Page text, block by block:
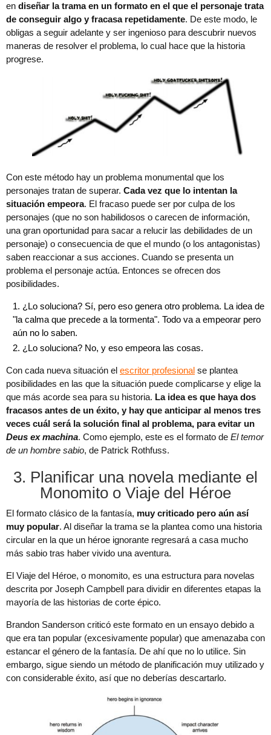
en diseñar la trama en un formato en el que el personaje trata
de conseguir algo y fracasa repetidamente. De este modo, le
obligas a seguir adelante y ser ingenioso para descubrir nuevos
maneras de resolver el problema, lo cual hace que la historia
progrese.
Con este método hay un problema monumental que los
personajes tratan de superar. Cada vez que lo intentan la
situación empeora. El fracaso puede ser por culpa de los
personajes (que no son habilidosos o carecen de información,
una gran oportunidad para sacar a relucir las debilidades de un
personaje) o consecuencia de que el mundo (o los antagonistas)
saben reaccionar a sus acciones. Cuando se presenta un
problema el personaje actúa. Entonces se ofrecen dos
posibilidades.
¿Lo soluciona? Sí, pero eso genera otro problema. La idea de
"la calma que precede a la tormenta". Todo va a empeorar pero
aún no lo saben.
¿Lo soluciona? No, y eso empeora las cosas.
Con cada nueva situación el escritor profesional se plantea
posibilidades en las que la situación puede complicarse y elige la
que más acorde sea para su historia. La idea es que haya dos
fracasos antes de un éxito, y hay que anticipar al menos tres
veces cuál será la solución final al problema, para evitar un
Deus ex machina. Como ejemplo, este es el formato de El temor
de un hombre sabio, de Patrick Rothfuss.
3. Planificar una novela mediante el
Monomito o Viaje del Héroe
El formato clásico de la fantasía, muy criticado pero aún así
muy popular. Al diseñar la trama se la plantea como una historia
circular en la que un héroe ignorante regresará a casa mucho
más sabio tras haber vivido una aventura.
El Viaje del Héroe, o monomito, es una estructura para novelas
descrita por Joseph Campbell para dividir en diferentes etapas la
mayoría de las historias de corte épico.
Brandon Sanderson criticó este formato en un ensayo debido a
que era tan popular (excesivamente popular) que amenazaba con
estancar el género de la fantasía. De ahí que no lo utilice. Sin
embargo, sigue siendo un método de planificación muy utilizado y
con considerable éxito, así que no deberías descartarlo.